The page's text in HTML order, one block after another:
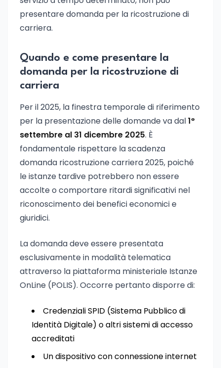
presentare domanda per la ricostruzione di
carriera.
Quando e come presentare la
domanda per la ricostruzione di
carriera
Per il 2025, la finestra temporale di riferimento
per la presentazione delle domande va dal1°
settembre al 31 dicembre 2025. È
fondamentale rispettare la scadenza
domanda ricostruzione carriera 2025, poiché
le istanze tardive potrebbero non essere
accolte o comportare ritardi significativi nel
riconoscimento dei benefici economici e
giuridici.
La domanda deve essere presentata
esclusivamente in modalità telematica
attraverso la piattaforma ministeriale Istanze
OnLine (POLIS). Occorre pertanto disporre di:
Credenziali SPID (Sistema Pubblico di
Identità Digitale) o altri sistemi di accesso
accreditati
Un dispositivo con connessione internet